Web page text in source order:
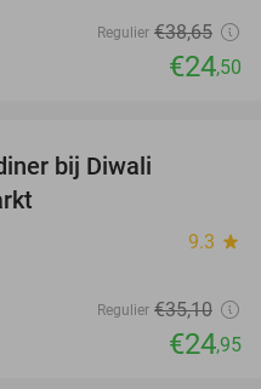
Regulier €38,65
€24,50
bij Diwali
9.3 star
Regulier €35,10
€24,95